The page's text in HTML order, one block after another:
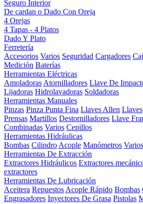
Seguro Interior
De cardan o Dado Con Oreja
4 Orejas
4 Tapas - 4 Platos
Dado Y Plato
Ferretería
Accesorios Varios Seguridad Cargadores
Medición Baterías
Herramientas Eléctricas
Amoladoras Atornilladores Llave De
Lijadoras Hidrolavadoras Soldadoras
Herramientas Manuales
Pinzas Pinza Punta Fina Llaves Allen Llaves
Prensas Martillos Destornilladores Llave
Combinadas Varios Cepillos
Herramientas Hidráulicas
Bombas Cilindro Acople Manómetros Varios
Herramientas De Extracción
Extractores Hidráulicos Extractores
extractores
Herramientas De Lubricación
Aceitera Repuestos Acople Rápido Bombas
Engrasadores Inyectores De Grasa Pistolas